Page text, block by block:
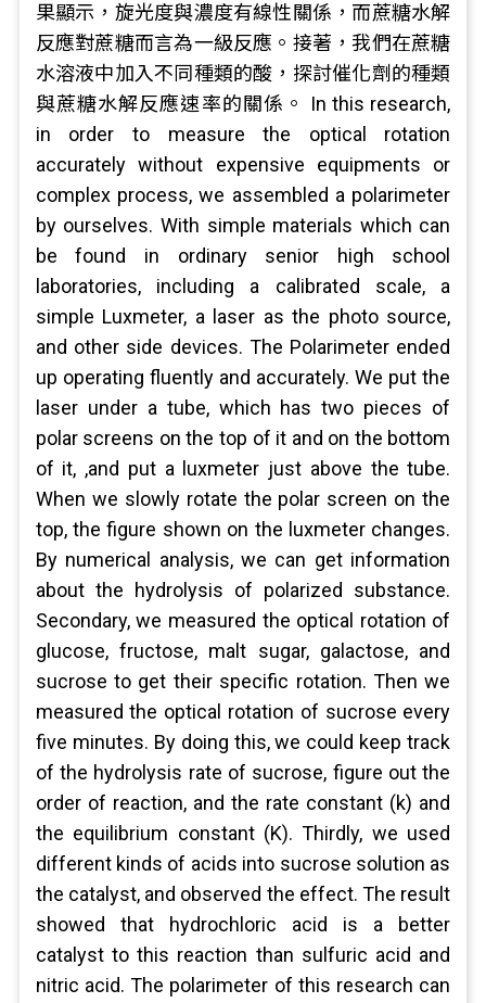
果顯示，旋光度與濃度有線性關係，而蔗糖水解
反應對蔗糖而言為一級反應。接著，我們在蔗糖
水溶液中加入不同種類的酸，探討催化劑的種類
與蔗糖水解反應速率的關係。 In this research,
in order to measure the optical rotation
accurately without expensive equipments or
complex process, we assembled a polarimeter
by ourselves. With simple materials which can
be found in ordinary senior high school
laboratories, including a calibrated scale, a
simple Luxmeter, a laser as the photo source,
and other side devices. The Polarimeter ended
up operating fluently and accurately. We put the
laser under a tube, which has two pieces of
polar screens on the top of it and on the bottom
of it, ,and put a luxmeter just above the tube.
When we slowly rotate the polar screen on the
top, the figure shown on the luxmeter changes.
By numerical analysis, we can get information
about the hydrolysis of polarized substance.
Secondary, we measured the optical rotation of
glucose, fructose, malt sugar, galactose, and
sucrose to get their specific rotation. Then we
measured the optical rotation of sucrose every
five minutes. By doing this, we could keep track
of the hydrolysis rate of sucrose, figure out the
order of reaction, and the rate constant (k) and
the equilibrium constant (K). Thirdly, we used
different kinds of acids into sucrose solution as
the catalyst, and observed the effect. The result
showed that hydrochloric acid is a better
catalyst to this reaction than sulfuric acid and
nitric acid. The polarimeter of this research can